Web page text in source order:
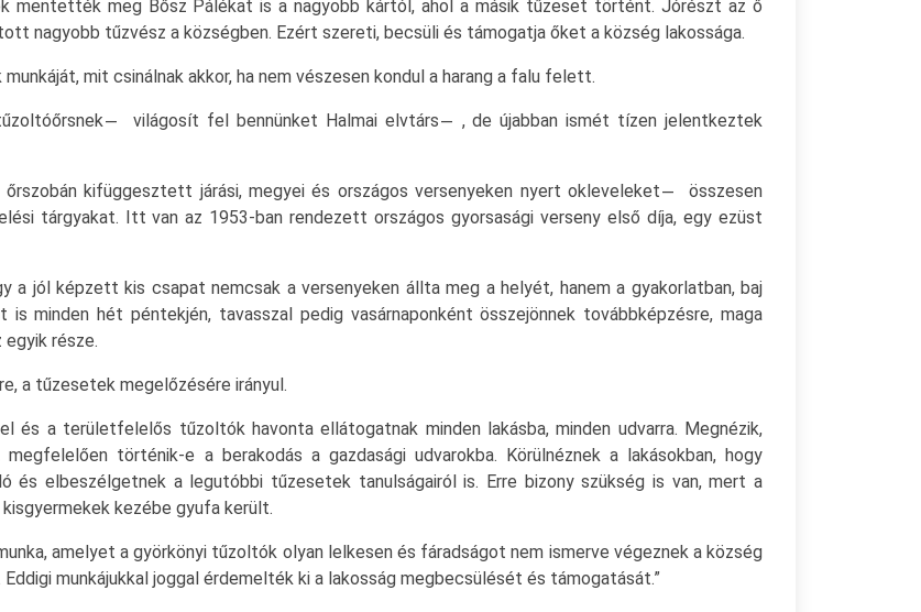
meg Bősz Pálékat is a nagyobb kártól, ahol a másik tűzeset történt. Jórészt az ő
nagyobb tűzvész a községben. Ezért szereti, becsüli és támogatja őket a község lakossága.
mit csinálnak akkor, ha nem vészesen kondul a harang a falu felett.
világosít fel bennünket Halmai elvtárs ̶ , de újabban ismét tízen jelentkeztek
kifüggesztett járási, megyei és országos versenyeken nyert okleveleket ̶ összesen
tárgyakat. Itt van az 1953-ban rendezett országos gyorsasági verseny első díja, egy ezüst
a jól képzett kis csapat nemcsak a versenyeken állta meg a helyét, hanem a gyakorlatban, baj
minden hét péntekjén, tavasszal pedig vasárnaponként összejönnek továbbképzésre, maga
egyik része.
a tűzesetek megelőzésére irányul.
a területfelelős tűzoltók havonta ellátogatnak minden lakásba, minden udvarra. Megnézik,
történik-e a berakodás a gazdasági udvarokba. Körülnéznek a lakásokban, hogy
és elbeszélgetnek a legutóbbi tűzesetek tanulságairól is. Erre bizony szükség is van, mert a
kezébe gyufa került.
amelyet a györkönyi tűzoltók olyan lelkesen és fáradságot nem ismerve végeznek a község
munkájukkal joggal érdemelték ki a lakosság megbecsülését és támogatását.”